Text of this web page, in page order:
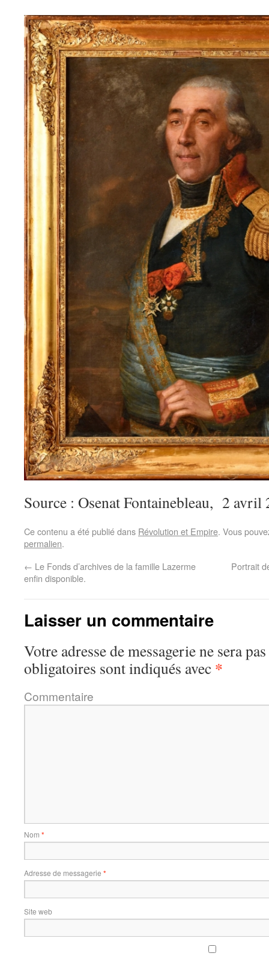
Source : Osenat Fontainebleau, 2 avril
Ce contenu a été publié dans Révolution et Empire. Vous
permalien.
← Le Fonds d’archives de la famille Lazerme
enfin disponible.
Portrait
Laisser un commentaire
Votre adresse de messagerie ne sera
obligatoires sont indiqués avec *
Commentaire
Nom *
Adresse de messagerie *
Site web